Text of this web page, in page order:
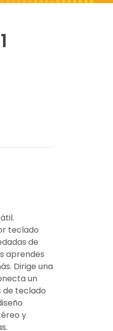
teclado
de
aprendes
Dirige una
un
teclado
y